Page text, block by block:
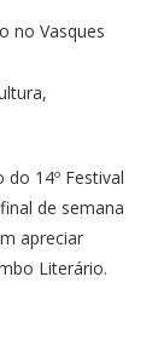
14º Festival
de semana
apreciar
Literário.